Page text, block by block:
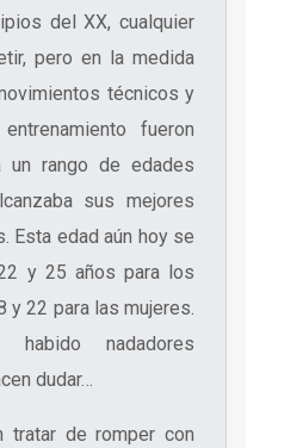
del XX, cualquier
pero en la medida
técnicos y
fueron
rango de edades
sus mejores
Esta edad aún hoy se
y 25 años para los
y 22 para las mujeres.
nadadores
dudar…
tratar de romper con